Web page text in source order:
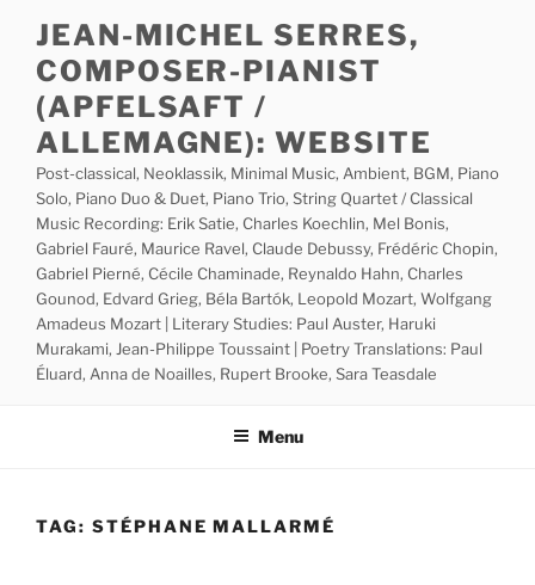
content
JEAN-MICHEL SERRES,
COMPOSER-PIANIST
(APFELSAFT /
ALLEMAGNE): WEBSITE
Post-classical, Neoklassik, Minimal Music, Ambient, BGM, Piano
Solo, Piano Duo & Duet, Piano Trio, String Quartet / Classical
Music Recording: Erik Satie, Charles Koechlin, Mel Bonis,
Gabriel Fauré, Maurice Ravel, Claude Debussy, Frédéric Chopin,
Gabriel Pierné, Cécile Chaminade, Reynaldo Hahn, Charles
Gounod, Edvard Grieg, Béla Bartók, Leopold Mozart, Wolfgang
Amadeus Mozart | Literary Studies: Paul Auster, Haruki
Murakami, Jean-Philippe Toussaint | Poetry Translations: Paul
Éluard, Anna de Noailles, Rupert Brooke, Sara Teasdale
Menu
TAG: STÉPHANE MALLARMÉ